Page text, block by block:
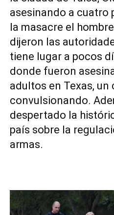
asesinando a cuatro
la masacre el
dijeron las
tiene lugar a pocos
donde fueron
adultos en Texas, un
convulsionando.
despertado la
país sobre la
armas.